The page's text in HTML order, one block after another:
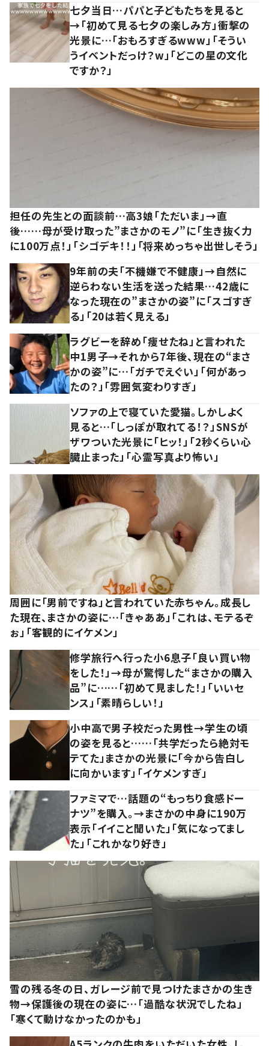
七夕当日…パパと子どもたちを見ると
→「初めて見る七夕の楽しみ方」衝撃の
光景に…「おもろすぎるwww」「そうい
うイベントだっけ？w」「どこの星の文化
ですか？」
担任の先生との面談前…高3娘「ただいま」→直
後……母が受け取った”まさかのモノ”に「生き抜く力
に100万点！」「シゴデキ！！」「将来めっちゃ出世しそう」
9年前の夫「不機嫌で不健康」→自然に
逆らわない生活を送った結果…42歳に
なった現在の”まさかの姿”に「スゴすぎ
る」「20は若く見える」
ラグビーを辞め「痩せたね」と言われた
中1男子→それから7年後、現在の“まさ
かの姿”に…「ガチでえぐい」「何があっ
たの？」「雰囲気変わりすぎ」
ソファの上で寝ていた愛猫。しかしよく
見ると…「しっぽが取れてる！？」SNSが
ザワついた光景に「ヒッ！」「2秒くらい心
臓止まった」「心霊写真より怖い」
周囲に「男前ですね」と言われていた赤ちゃん。成長し
た現在、まさかの姿に…「きゃああ」「これは、モテるぞ
ぉ」「客観的にイケメン」
修学旅行へ行った小6息子「良い買い物
をした！」→母が驚愕した“まさかの購入
品”に……「初めて見ました！」「いいセ
ンス」「素晴らしい！」
小中高で男子校だった男性→学生の頃
の姿を見ると……「共学だったら絶対モ
テてた」まさかの光景に「今から告白し
に向かいます」「イケメンすぎ」
ファミマで…話題の“もっちり食感ドー
ナツ”を購入。→まさかの中身に190万
表示「イイこと聞いた」「気になってまし
た」「これかなり好き」
雪の残る冬の日、ガレージ前で見つけたまさかの生き
物→保護後の現在の姿に…「過酷な状況でしたね」
「寒くて動けなかったのかも」